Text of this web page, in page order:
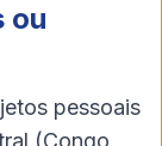
ou
pessoais
(Congo,